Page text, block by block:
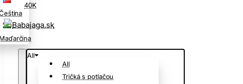
40K
All
All
Tričká s potlačou